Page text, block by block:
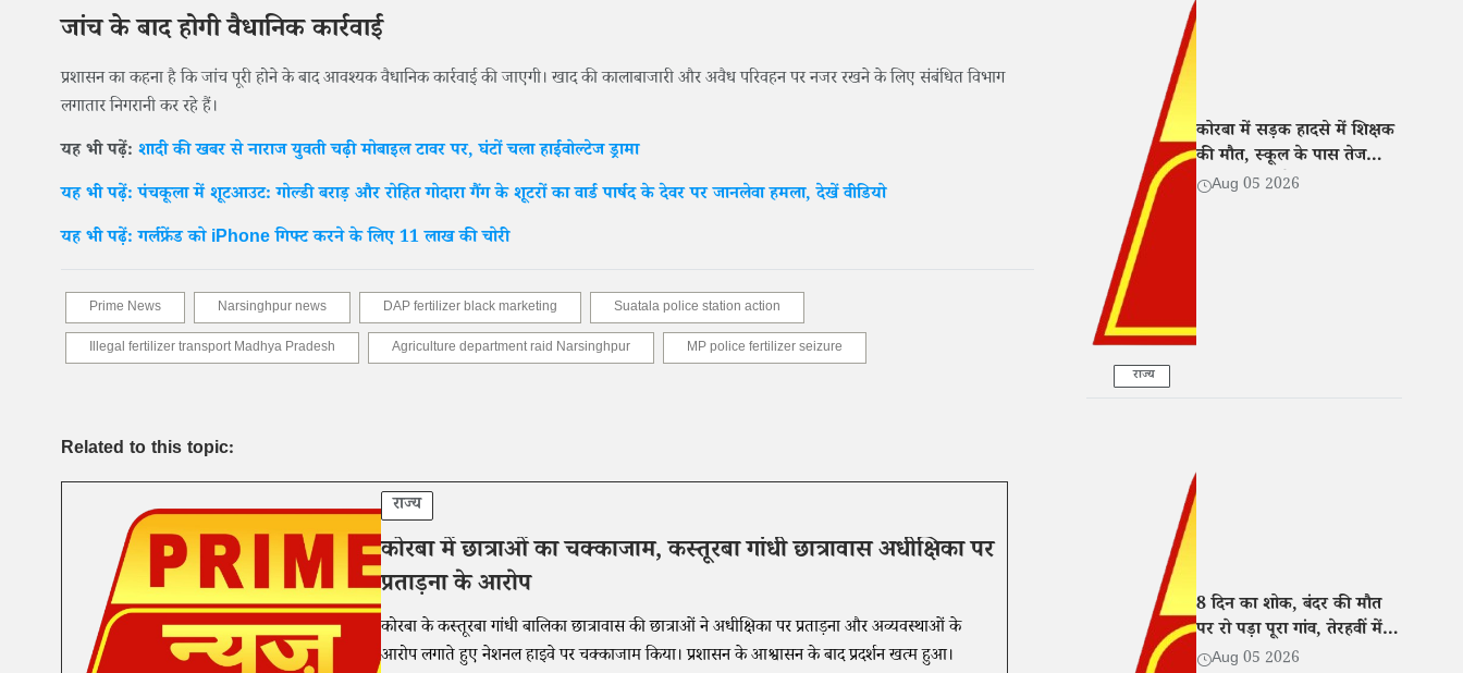
जांच के बाद होगी वैधानिक कार्रवाई
प्रशासन का कहना है कि जांच पूरी होने के बाद आवश्यक वैधानिक कार्रवाई की जाएगी। खाद की कालाबाजारी और अवैध परिवहन पर नजर रखने के लिए संबंधित विभाग
लगातार निगरानी कर रहे हैं।
यह भी पढ़ें: शादी की खबर से नाराज युवती चढ़ी मोबाइल टावर पर, घंटों चला हाईवोल्टेज ड्रामा
यह भी पढ़ें: पंचकूला में शूटआउट: गोल्डी बराड़ और रोहित गोदारा गैंग के शूटरों का वार्ड पार्षद के देवर पर जानलेवा हमला, देखें वीडियो
यह भी पढ़ें: गर्लफ्रेंड को iPhone गिफ्ट करने के लिए 11 लाख की चोरी
Prime News Narsinghpur news DAP fertilizer black marketing
Suatala police station action
Illegal fertilizer transport Madhya Pradesh
Agriculture department raid Narsinghpur MP police fertilizer seizure
Related to this topic:
राज्य
कोरबा में छात्राओं का चक्काजाम, कस्तूरबा गांधी छात्रावास अधीक्षिका पर
प्रताड़ना के आरोप
कोरबा के कस्तूरबा गांधी बालिका छात्रावास की छात्राओं ने अधीक्षिका पर प्रताड़ना और अव्यवस्थाओं के
आरोप लगाते हुए नेशनल हाइवे पर चक्काजाम किया। प्रशासन के आश्वासन के बाद प्रदर्शन खत्म हुआ।
राज्य
कोरबा में सड़क हादसे में शिक्षक
की मौत, स्कूल के पास तेज
रफ्तार बाइक ने मारी टक्कर
Aug 05 2026
8 दिन का शोक, बंदर की मौत
पर रो पड़ा पूरा गांव, तेरहवीं में
खिलाई दाल-बाटी-चूरमा
Aug 05 2026